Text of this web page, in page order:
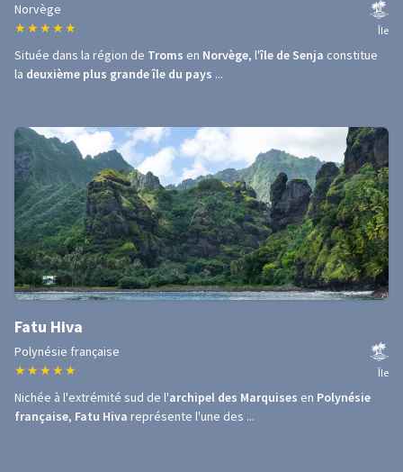
Norvège
★ ★ ★ ★ ★ Île
Située dans la région de Troms en Norvège, l'île de Senja constitue
la deuxième plus grande île du pays ...
Fatu Hiva
Polynésie française
★ ★ ★ ★ ★ Île
Nichée à l'extrémité sud de l'archipel des Marquises en Polynésie
française, Fatu Hiva représente l'une des ...